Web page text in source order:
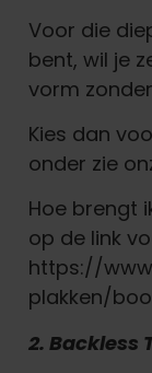
Voor die
bent, wil je
vorm
Kies dan
onder zie
Hoe brengt
op de link
https://
plakken/
2. Backless